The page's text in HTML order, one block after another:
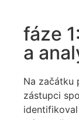
fáze
a
Na začátku
zástupci